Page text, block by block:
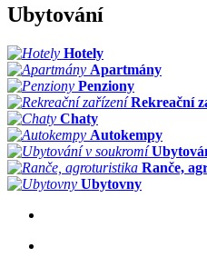
Ubytování
Hotely
Apartmány
Penziony
Rekreační
Chaty
Autokempy
Ranče,
Ubytovny